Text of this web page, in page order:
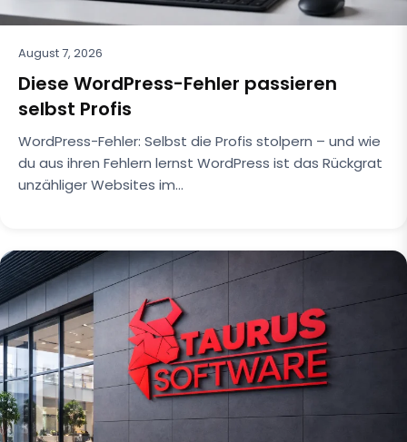
August 7, 2026
Diese WordPress-Fehler passieren
selbst Profis
WordPress-Fehler: Selbst die Profis stolpern – und wie
du aus ihren Fehlern lernst WordPress ist das Rückgrat
unzähliger Websites im…